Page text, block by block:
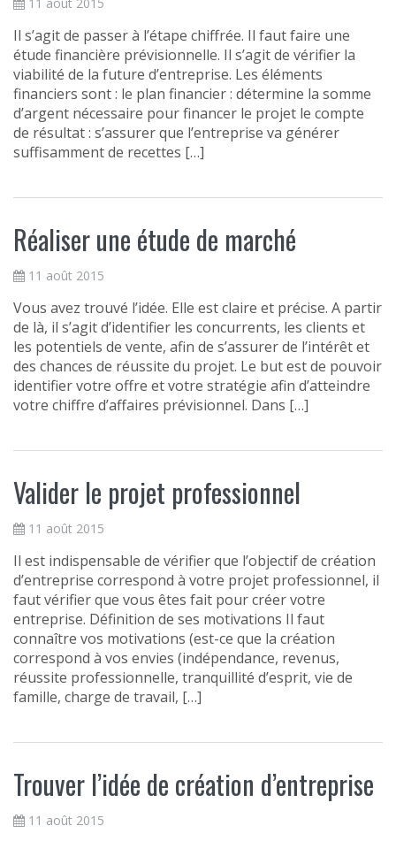
Il s’agit de passer à l’étape chiffrée. Il faut faire une
étude financière prévisionnelle. Il s’agit de vérifier la
viabilité de la future d’entreprise. Les éléments
financiers sont : le plan financier : détermine la somme
d’argent nécessaire pour financer le projet le compte
de résultat : s’assurer que l’entreprise va générer
suffisamment de recettes […]
Réaliser une étude de marché
11 août 2015
Vous avez trouvé l’idée. Elle est claire et précise. A partir
de là, il s’agit d’identifier les concurrents, les clients et
les potentiels de vente, afin de s’assurer de l’intérêt et
des chances de réussite du projet. Le but est de pouvoir
identifier votre offre et votre stratégie afin d’atteindre
votre chiffre d’affaires prévisionnel. Dans […]
Valider le projet professionnel
11 août 2015
Il est indispensable de vérifier que l’objectif de création
d’entreprise correspond à votre projet professionnel, il
faut vérifier que vous êtes fait pour créer votre
entreprise. Définition de ses motivations Il faut
connaître vos motivations (est-ce que la création
correspond à vos envies (indépendance, revenus,
réussite professionnelle, tranquillité d’esprit, vie de
famille, charge de travail, […]
Trouver l’idée de création d’entreprise
11 août 2015